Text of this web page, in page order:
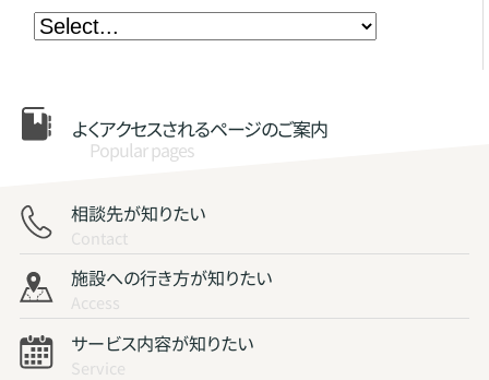
よくアクセスされるページのご案内
Popular pages
相談先が知りたい
Contact
施設への行き方が知りたい
Access
サービス内容が知りたい
Service